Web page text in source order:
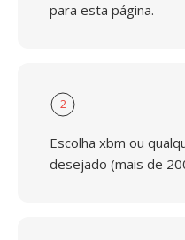
para esta página.
2
Escolha xbm ou
desejado (mais de